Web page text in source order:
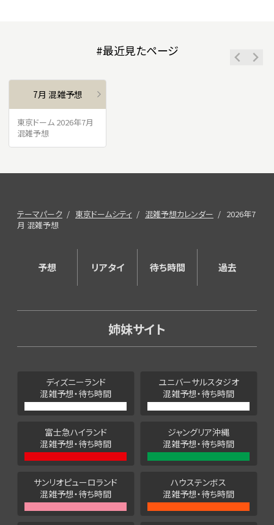
#最近見たページ
7月 混雑予想
東京ドーム 2026年7月
混雑予想
テーマパーク 東京ドームシティ 混雑予想カレンダー
2026年7
月 混雑予想
予想 リアタイ 待ち時間 過去
姉妹サイト
ディズニーランド
混雑予想・待ち時間
ユニバーサルスタジオ
混雑予想・待ち時間
富士急ハイランド
混雑予想・待ち時間
ジャングリア沖縄
混雑予想・待ち時間
サンリオピューロランド
混雑予想・待ち時間
ハウステンボス
混雑予想・待ち時間